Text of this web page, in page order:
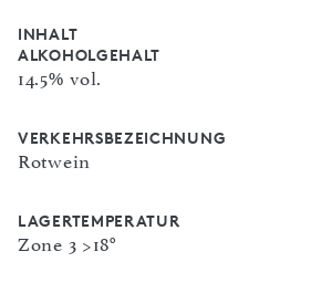
INHALT
ALKOHOLGEHALT
14.5% vol.
VERKEHRSBEZEICHNUNG
Rotwein
LAGERTEMPERATUR
Zone 3 >18°